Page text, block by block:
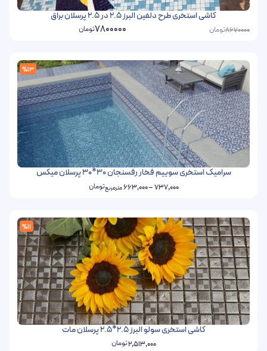
کاشی استخری طرح دلفین البرز 2.5 در 2.5 پرسلان براق
8670000تومان 7800000تومان
%13
سرامیک استخری سوییم فخار رفسنجان 30*30 پرسلان میکس
737,000
–
663,000مترمربعتومان
%11
کاشی استخری سولو البرز 2.5*2.5 پرسلان مات
2,513,000تومان